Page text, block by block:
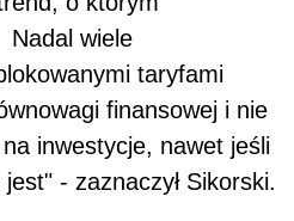
Nadal wiele
taryfami
finansowej i nie
inwestycje, nawet jeśli
- zaznaczył Sikorski.